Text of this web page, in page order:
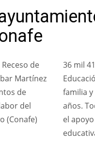
de
Martínez
de
del
(Conafe)
36 mil
familia
años.
el